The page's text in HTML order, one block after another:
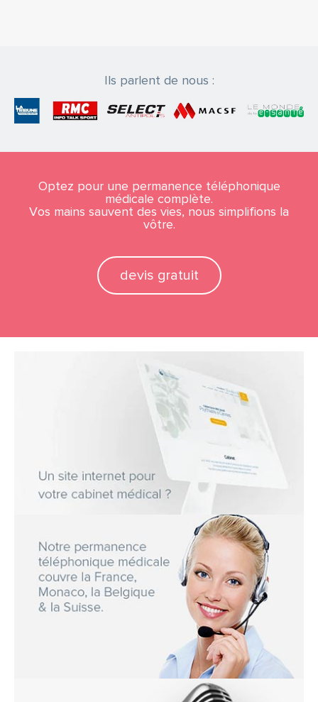
Ils parlent de nous :
Optez pour une permanence téléphonique
médicale complète.
Vos mains sauvent des vies, nous simplifions la
vôtre.
devis gratuit